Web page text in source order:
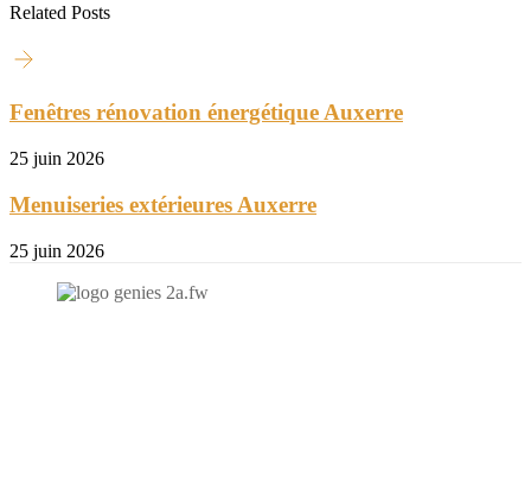
Related Posts
Fenêtres rénovation énergétique Auxerre
25 juin 2026
Menuiseries extérieures Auxerre
25 juin 2026